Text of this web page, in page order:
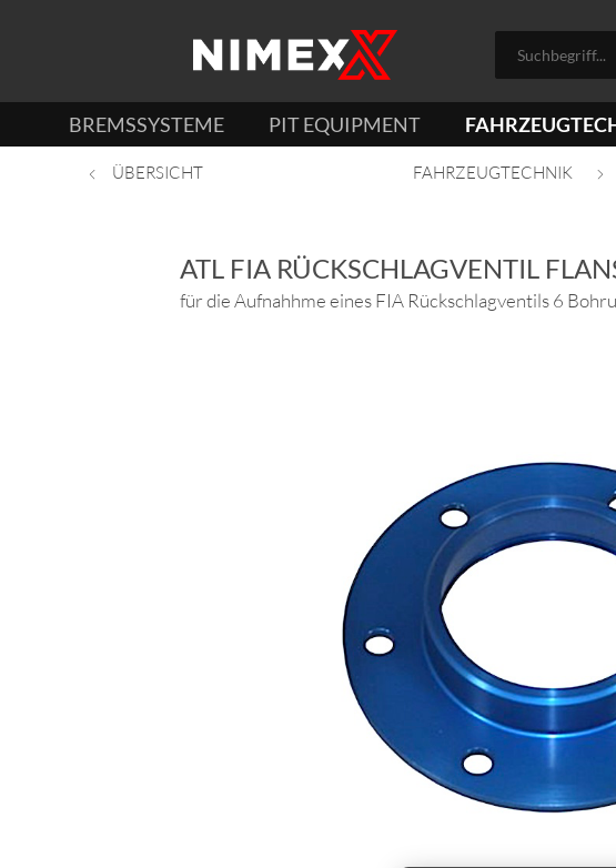
BREMSSYSTEME PIT EQUIPMENT
ÜBERSICHT FAHRZEUGTECHNIK
ATL FIA RÜCKSCHLAGVENTIL
für die Aufnahhme eines FIA Rückschlagventils 6